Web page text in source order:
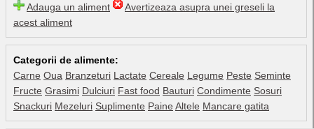
Adauga un aliment
Avertizeaza asupra unei greseli la
acest aliment
Categorii de alimente:
Carne Oua Branzeturi Lactate Cereale Legume Peste Seminte
Fructe Grasimi Dulciuri Fast food Bauturi Condimente Sosuri
Snackuri Mezeluri Suplimente Paine Altele Mancare gatita